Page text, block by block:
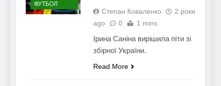
ФУТБОЛ
Степан Коваленко
2 роки
ago
0 1 mins
Ірина Саніна вирішила піти зі
збірної України.
Read More